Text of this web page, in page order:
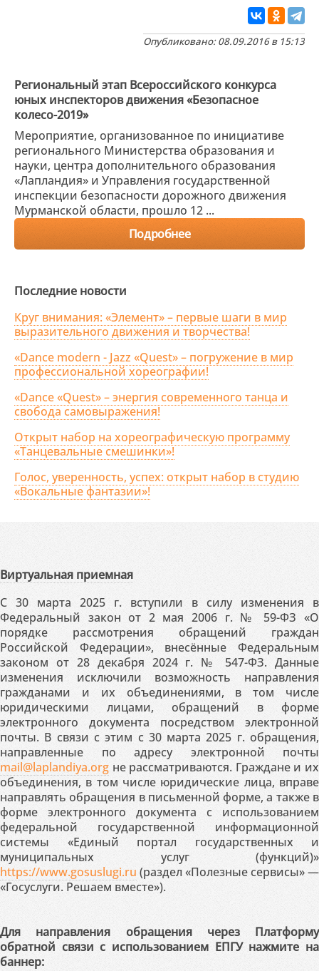
Опубликовано: 08.09.2016 в 15:13
Региональный этап Всероссийского конкурса
юных инспекторов движения «Безопасное
колесо-2019»
Мероприятие, организованное по инициативе
регионального Министерства образования и
науки, центра дополнительного образования
«Лапландия» и Управления государственной
инспекции безопасности дорожного движения
Мурманской области, прошло 12 ...
Подробнее
Последние новости
Круг внимания: «Элемент» – первые шаги в мир
выразительного движения и творчества!
«Dance modern - Jazz «Quest» – погружение в мир
профессиональной хореографии!
«Dance «Quest» – энергия современного танца и
свобода самовыражения!
Открыт набор на хореографическую программу
«Танцевальные смешинки»!
Голос, уверенность, успех: открыт набор в студию
«Вокальные фантазии»!
Виртуальная приемная
С 30 марта 2025 г. вступили в силу изменения в
Федеральный закон от 2 мая 2006 г. № 59-ФЗ «О
порядке рассмотрения обращений граждан
Российской Федерации», внесённые Федеральным
законом от 28 декабря 2024 г. № 547-ФЗ. Данные
изменения исключили возможность направления
гражданами и их объединениями, в том числе
юридическими лицами, обращений в форме
электронного документа посредством электронной
почты. В связи с этим с 30 марта 2025 г. обращения,
направленные по адресу электронной почты
mail@laplandiya.org не рассматриваются. Граждане и их
объединения, в том числе юридические лица, вправе
направлять обращения в письменной форме, а также в
форме электронного документа с использованием
федеральной государственной информационной
системы «Единый портал государственных и
муниципальных услуг (функций)»
https://www.gosuslugi.ru (раздел «Полезные сервисы» —
«Госуслуги. Решаем вместе»).
Для направления обращения через Платформу
обратной связи с использованием ЕПГУ нажмите на
баннер: